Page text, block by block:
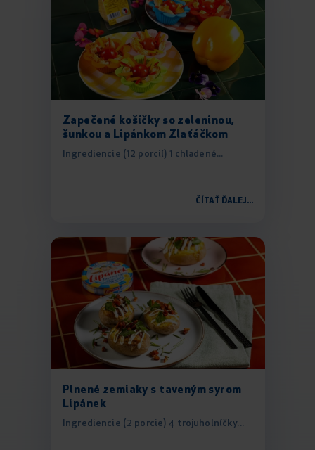
Zapečené košíčky so zeleninou,
šunkou a Lipánkom Zlaťáčkom
Ingrediencie (12 porcií) 1 chladené...
ČÍTAŤ ĎALEJ...
Plnené zemiaky s taveným syrom
Lipánek
Ingrediencie (2 porcie) 4 trojuholníčky...